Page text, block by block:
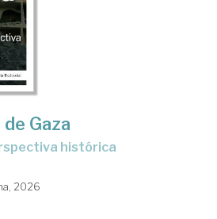
Gaza
histórica
2026